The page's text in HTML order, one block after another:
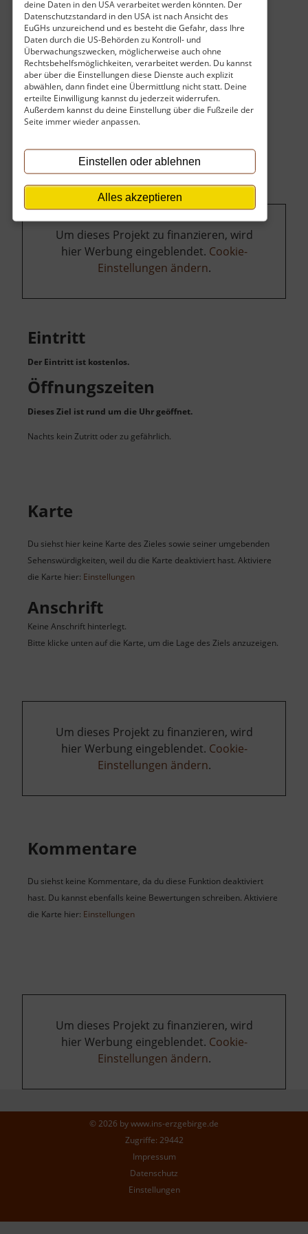
deine Daten in den USA verarbeitet werden könnten. Der
Datenschutzstandard in den USA ist nach Ansicht des
EuGHs unzureichend und es besteht die Gefahr, dass Ihre
Daten durch die US-Behörden zu Kontroll- und
Überwachungszwecken, möglicherweise auch ohne
Rechtsbehelfsmöglichkeiten, verarbeitet werden. Du kannst
aber über die Einstellungen diese Dienste auch explizit
abwählen, dann findet eine Übermittlung nicht statt. Deine
erteilte Einwilligung kannst du jederzeit widerrufen.
Außerdem kannst du deine Einstellung über die Fußzeile der
Seite immer wieder anpassen.
Einstellen oder ablehnen
Alles akzeptieren
Um dieses Projekt zu finanzieren, wird
hier Werbung eingeblendet. Cookie-
Einstellungen ändern.
Eintritt
Der Eintritt ist kostenlos.
Öffnungszeiten
Dieses Ziel ist rund um die Uhr geöffnet.
Nachts kein Zutritt oder zu gefährlich.
Karte
Du siehst hier keine Karte des Zieles sowie seiner umgebenden
Sehenswürdigkeiten, weil du die Karte deaktiviert hast. Aktiviere
die Karte hier: Einstellungen
Anschrift
Keine Anschrift hinterlegt.
Bitte klicke unten auf die Karte, um die Lage des Ziels anzuzeigen.
Um dieses Projekt zu finanzieren, wird
hier Werbung eingeblendet. Cookie-
Einstellungen ändern.
Kommentare
Du siehst keine Kommentare, da du diese Funktion deaktiviert
hast. Du kannst ebenfalls keine Bewertungen schreiben. Aktiviere
die Karte hier: Einstellungen
Um dieses Projekt zu finanzieren, wird
hier Werbung eingeblendet. Cookie-
Einstellungen ändern.
© 2026 bywww.ins-erzgebirge.de
Zugriffe: 29442
Impressum
Datenschutz
Einstellungen